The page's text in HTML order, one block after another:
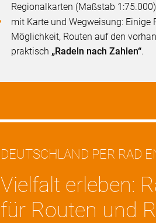
Regionalkarten (Maßstab
mit Karte und Wegweisung:
Möglichkeit, Routen auf den
praktisch „Radeln nach Zahlen“.
DEUTSCHLAND PER RAD
Vielfalt erleben:
für Routen und